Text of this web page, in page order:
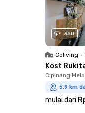
360
Coliving •
Kost
Cipinang
5.9 km
mulai dari